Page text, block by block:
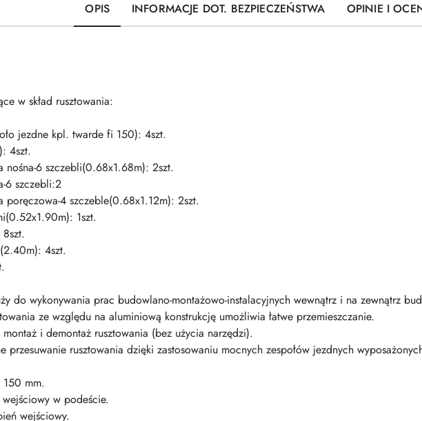
OPIS INFORMACJE DOT. BEZPIECZEŃSTWA OPINIE I
w skład rusztowania:
jezdne kpl. twarde fi 150): 4szt.
4szt.
nośna-6 szczebli(0.68x1.68m): 2szt.
6 szczebli:2
poręczowa-4 szczeble(0.68x1.12m): 2szt.
1szt.
4szt.
do wykonywania prac budowlano-montażowo-instalacyjnych wewnątrz i na zewnątrz
ze względu na aluminiową konstrukcję umożliwia łatwe przemieszczanie.
montaż i demontaż rusztowania (bez użycia narzędzi).
przesuwanie rusztowania dzięki zastosowaniu mocnych zespołów jezdnych
150 mm.
wejściowy w podeście.
wejściowy.